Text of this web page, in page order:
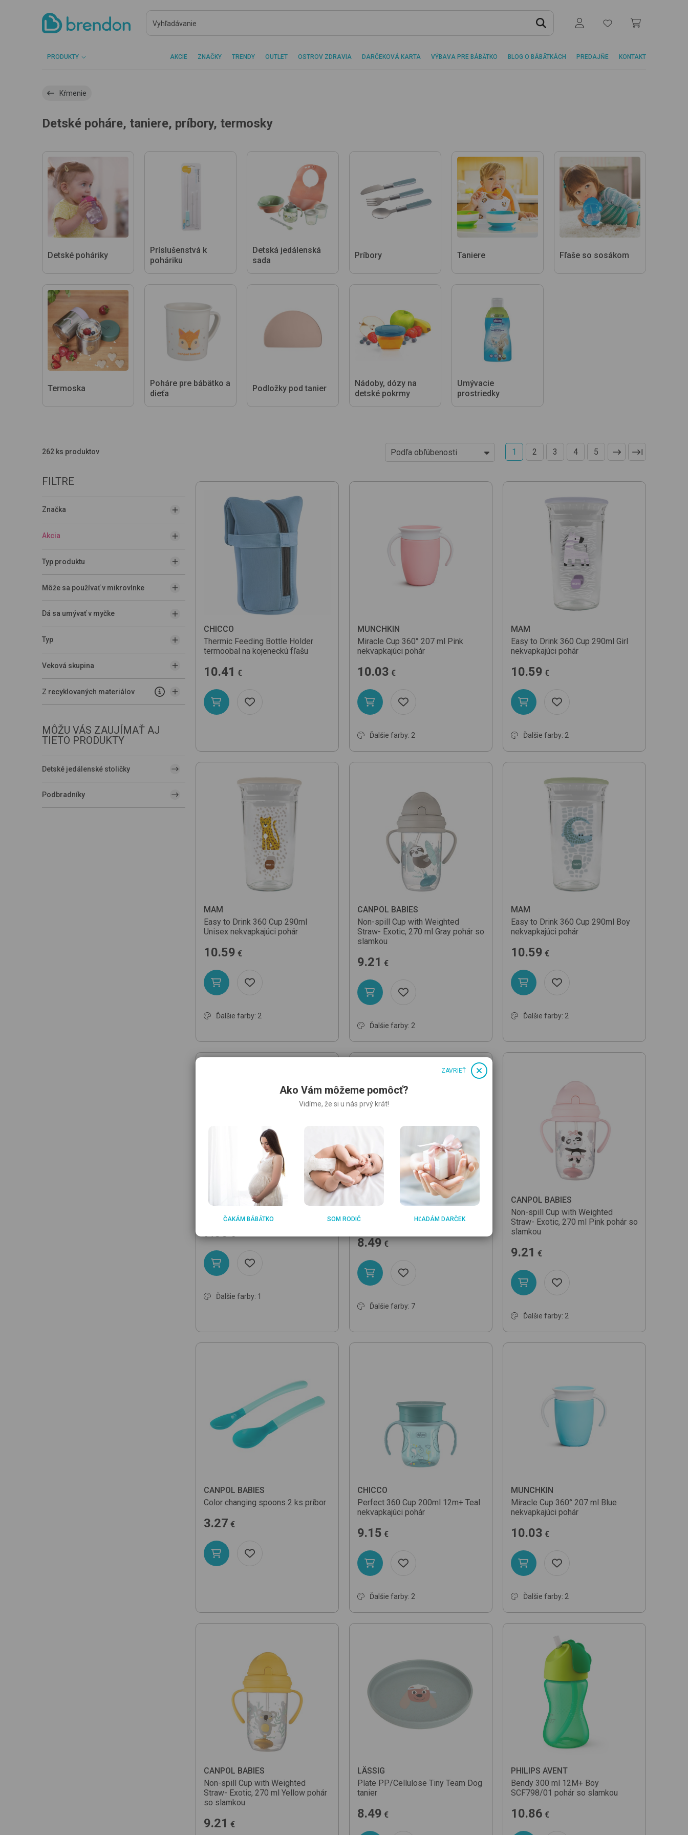
PRODUKTY AKCIE ZNAČKY TRENDY OUTLET OSTROV ZDRAVIA DARČEKOVÁ KARTA VÝBAVA PRE BÁBÄTKO BLOG O BÁBÄTKÁCH PREDAJŇE KONTAKT
Kŕmenie
Detské poháre, taniere, príbory, termosky
Detské poháriky
Príslušenstvá k
poháriku
Detská jedálenská
sada
Príbory Taniere Fľaše so sosákom
Termoska
Poháre pre bábätko a
dieťa
Podložky pod tanier
Nádoby, dózy na
detské pokrmy
Umývacie
prostriedky
262 ks produktov Podľa obľúbenosti
Od najlacnejšej jed. ceny
Od najdrahšej jed. ceny
Podľa názvu (A-Z)
1 2 3 4 5
FILTRE
Značka
Akcia
Typ produktu
Môže sa používať v mikrovlnke
Dá sa umývať v myčke
Typ
Veková skupina
Z recyklovaných materiálov
MÔŽU VÁS ZAUJÍMAŤ AJ
TIETO PRODUKTY
Detské jedálenské stoličky
Podbradníky
CHICCO
Thermic Feeding Bottle Holder
termoobal na kojeneckú fľašu
10.41 €
MUNCHKIN
Miracle Cup 360° 207 ml Pink
nekvapkajúci pohár
10.03 €
Ďalšie farby: 2
MAM
Easy to Drink 360 Cup 290ml Girl
nekvapkajúci pohár
10.59 €
Ďalšie farby: 2
MAM
Easy to Drink 360 Cup 290ml
Unisex nekvapkajúci pohár
10.59 €
Ďalšie farby: 2
CANPOL BABIES
Non-spill Cup with Weighted
Straw- Exotic, 270 ml Gray pohár so
slamkou
9.21 €
Ďalšie farby: 2
MAM
Easy to Drink 360 Cup 290ml Boy
nekvapkajúci pohár
10.59 €
Ďalšie farby: 2
STERNTALER
7.55 €
Ďalšie farby: 1
tanier
8.49 €
Ďalšie farby: 7
CANPOL BABIES
Non-spill Cup with Weighted
Straw- Exotic, 270 ml Pink pohár so
slamkou
9.21 €
Ďalšie farby: 2
CANPOL BABIES
Color changing spoons 2 ks príbor
3.27 €
CHICCO
Perfect 360 Cup 200ml 12m+ Teal
nekvapkajúci pohár
9.15 €
Ďalšie farby: 2
MUNCHKIN
Miracle Cup 360° 207 ml Blue
nekvapkajúci pohár
10.03 €
Ďalšie farby: 2
CANPOL BABIES
Non-spill Cup with Weighted
Straw- Exotic, 270 ml Yellow pohár
so slamkou
9.21 €
LÄSSIG
Plate PP/Cellulose Tiny Team Dog
tanier
8.49 €
PHILIPS AVENT
Bendy 300 ml 12M+ Boy
SCF798/01 pohár so slamkou
10.86 €
Ako Vám môžeme pomôcť?
Vidíme, že si u nás prvý krát!
ČAKÁM BÁBÄTKO SOM RODIČ HĽADÁM DARČEK
ZAVRIEŤ